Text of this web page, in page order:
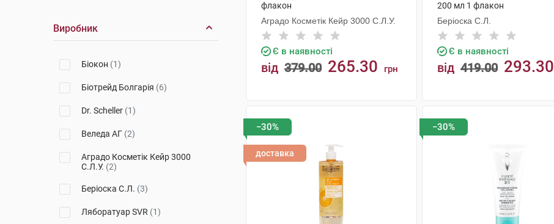
Sebium
Виробник
Біокон (1)
Біотрейд Болгарія (6)
Dr. Scheller (1)
Веледа АГ (2)
Аградо Косметік Кейр 3000
С.Л.У. (2)
Беріоска С.Л. (3)
Ляборатуар SVR (1)
флакон
Аградо Косметік Кейр 3000 С.Л.У.
Є в наявності
від 379.00 265.30 грн
200 мл 1 флакон
Беріоска С.Л.
Є в наявності
від 419.00 293.30
−30%
доставка
−30%